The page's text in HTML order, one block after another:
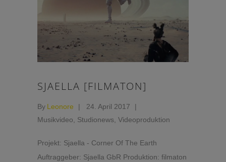
SJAELLA [FILMATON]
By Leonore
24. April 2017
Musikvideo
Studionews Videoproduktion
Projekt: Sjaella - Corner Of The Earth
Auftraggeber: Sjaella GbR Produktion: filmaton